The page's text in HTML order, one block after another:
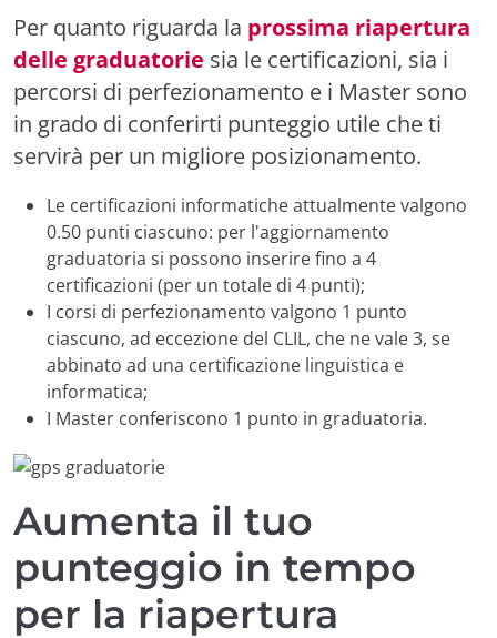
Per quanto riguarda la prossima riapertura
delle graduatorie sia le certificazioni, sia i
percorsi di perfezionamento e i Master sono
in grado di conferirti punteggio utile che ti
servirà per un migliore posizionamento.
Le certificazioni informatiche attualmente valgono
0.50 punti ciascuno: per l'aggiornamento
graduatoria si possono inserire fino a 4
certificazioni (per un totale di 4 punti);
I corsi di perfezionamento valgono 1 punto
ciascuno, ad eccezione del CLIL, che ne vale 3, se
abbinato ad una certificazione linguistica e
informatica;
I Master conferiscono 1 punto in graduatoria.
Aumenta il tuo
punteggio in tempo
per la riapertura